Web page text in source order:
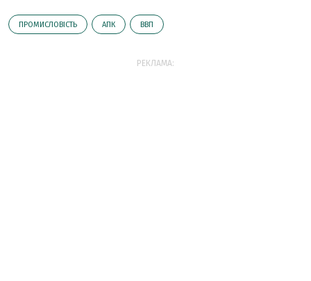
ПРОМИСЛОВІСТЬ АПК ВВП
РЕКЛАМА: